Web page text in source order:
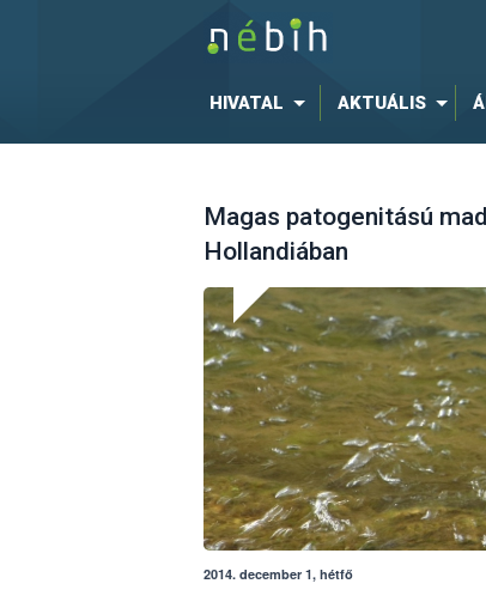
HIVATAL AKTUÁLIS
Magas patogenitású
Hollandiában
2014. december 1, hétfő